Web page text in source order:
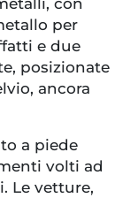
per
e due
posizionate
ancora
a piede
volti ad
Le vetture,